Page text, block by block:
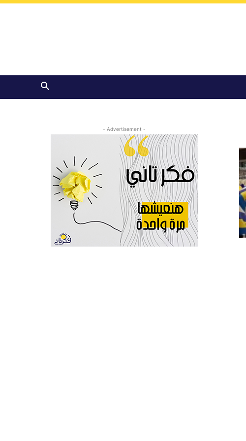
- Advertisement -